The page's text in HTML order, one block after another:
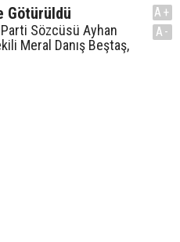
Götürüldü
Parti Sözcüsü Ayhan
Meral Danış Beştaş,
A+
A-